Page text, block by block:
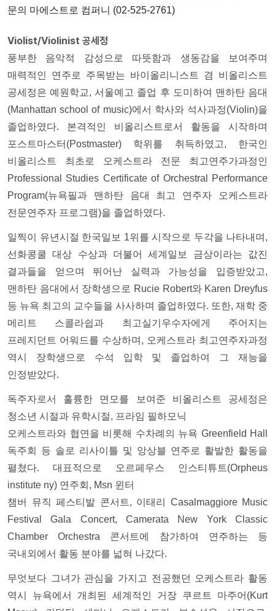
문의 마에스트로 컴퍼니 (02-525-2761)
Violist/Violinist 공세정
풍부한 음악적 감성으로 따뜻함과 생동감을 보여주며
매력적인 연주로 주목받는 바이올리니스트 겸 비올리스트
공세정은 예원학교, 서울예고 졸업 후 도미하여 맨하탄 음대
(Manhattan school of music)에서 학사와 석사과정(Violin)을
졸업하였다. 본격적인 비올리스트로서 활동을 시작하며
포스트마스터(Postmaster) 학위를 취득하였고, 한국인
비올리스트 최초로 오케스트라 전문 최고연주가과정인
Professional Studies Certificate of Orchestral Performance
Program(뉴욕필과 맨하탄 음대 최고 연주자 오케스트라
전문연주자 프로그램)을 졸업하였다.
일찍이 유년시절 한국일보 1위를 시작으로 두각을 나타내며,
선화콩쿨 대상 수상과 더불어 세계일보 금상이라는 값진
결과들을 얻으며 뛰어난 실력과 가능성을 입증받았고,
맨하탄 음대에서 장학생으로 Rucie Robert와 Karen Dreyfus
등 뉴욕 최고의 교수들을 사사하며 졸업하였다. 또한, 재학 중
메리트 스콜라쉽과 최고실기우수자에게 주어지는
프레지던트 어워드를 수상하며, 오케스트라 최고연주자과정
역시 장학생으로 수석 입학 및 졸업하여 그 재능을
인정받았다.
독주자로서 훌륭한 면모를 보여준 비올리스트 공세정은
청소년 시절과 유학시절, 프라임 필하모닉
오케스트라와 협연을 비롯해 수차례의 뉴욕 Greenfield Hall
독주회 등 솔로 리사이틀 및 앙상블 연주로 활발한 활동을
펼쳤다. 대표적으로 오르페우스 인스티튜트(Orpheus
institute ny) 연주회, Msn 윈터
챔버 뮤직 페스티발 콘서트, 이태리 Casalmaggiore Music
Festival Gala Concert, Camerata New York Classic
Chamber Orchestra 콘서트에 참가하여 연주하는 등
국내외에서 활동 분야를 넓혀 나갔다.
무엇보다 그녀가 관심을 가지고 전공했던 오케스트라 활동
역시 뉴욕에서 개최된 세계적인 거장 쿠르트 마주어(Kurt